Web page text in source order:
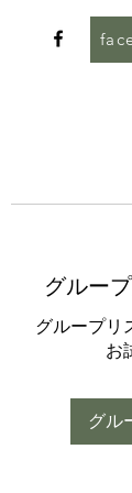
グルー
グループリ
お
グル